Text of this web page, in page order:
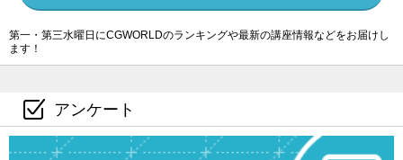
第一・第三水曜日にCGWORLDのランキングや最新の講座情報などをお届けし
ます！
アンケート